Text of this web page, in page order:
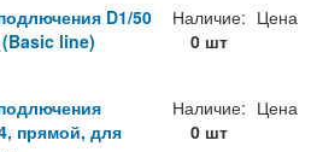
D1/50
line)
Наличие:
0 шт
Цена
прямой, для
Наличие:
0 шт
Цена